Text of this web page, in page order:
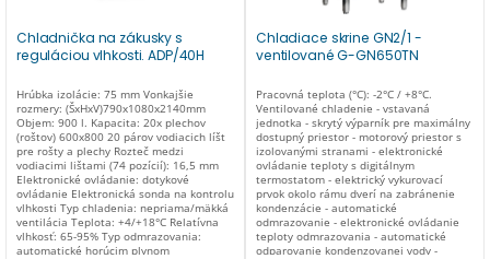
Chladnička na zákusky s
reguláciou vlhkosti. ADP/40H
Hrúbka izolácie: 75 mm Vonkajšie
rozmery: (ŠxHxV)790x1080x2140mm
Objem: 900 l. Kapacita: 20x plechov
(roštov) 600x800 20 párov vodiacich líšt
pre rošty a plechy Rozteč medzi
vodiacimi lištami (74 pozícií): 16,5 mm
Elektronické ovládanie: dotykové
ovládanie Elektronická sonda na kontrolu
vlhkosti Typ chladenia: nepriama/mäkká
ventilácia Teplota: +4/+18°C Relatívna
vlhkosť: 65-95% Typ odmrazovania:
automatické horúcim plynom
Chladiace skrine GN2/1 -
ventilované G-GN650TN
Pracovná teplota (°C): -2°C / +8°C.
Ventilované chladenie - vstavaná
jednotka - skrytý výparník pre maximálny
dostupný priestor - motorový priestor s
izolovanými stranami - elektronické
ovládanie teploty s digitálnym
termostatom - elektrický vykurovací
prvok okolo rámu dverí na zabránenie
kondenzácie - automatické
odmrazovanie - elektronické ovládanie
teploty odmrazovania - automatické
odparovanie kondenzovanej vody -